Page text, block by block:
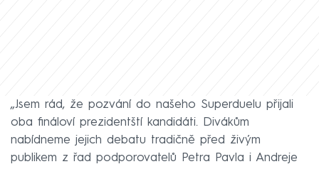
„Jsem rád, že pozvání do našeho Superduelu přijali
oba fináloví prezidentští kandidáti. Divákům
nabídneme jejich debatu tradičně před živým
publikem z řad podporovatelů Petra Pavla i Andreje